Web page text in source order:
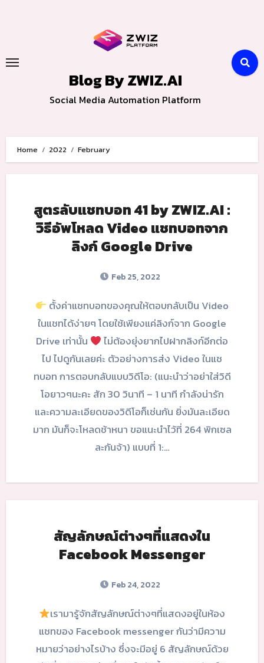
Blog By ZWIZ.AI
Social Media Automation Platform
Home 2022 February
สูตรลับแชทบอท 41 by ZWIZ.AI :
วิธีอัพโหลด Video แชทบอทจาก
ลิงก์ Google Drive
Feb 25, 2022
ตั้งค่าแชทบอทของคุณให้ตอบกลับเป็น Video
ในแชทได้ง่ายๆ โดยใช้เพียงแค่ลิงก์จาก Google
Drive เท่านั้น
ไม่ต้องยุ่งยากไปฝากลิงก์อีกต่อ
ไป ไปดูกันเลยค่ะ ตัวอย่างการส่ง Video ในแช
ทบอท การตอบกลับแบบวิดีโอ: (แนะนำว่าอย่าใส่วิดี
โอยาวๆนะคะ สัก 30 วินาที – 1 นาที กำลังน่ารัก
และความละเอียดของวิดีโอก็เช่นกัน ยิ่งมันละเอียด
มาก มันก็จะโหลดช้าหนา ขอแนะนำไว้ที่ 264 พิกเซล
ละกันจ้า) แบบที่ 1:…
สัญลักษณ์ต่างๆที่แสดงใน
Facebook Messenger
Feb 24, 2022
เรามารู้จักสัญลักษณ์ต่างๆที่แสดงอยู่ในห้อง
แชทของ Facebook messenger กันว่ามีความ
หมายว่าอย่างไรบ้าง ซึ่งจะมีอยู่ 6 สัญลักษณ์ด้วย